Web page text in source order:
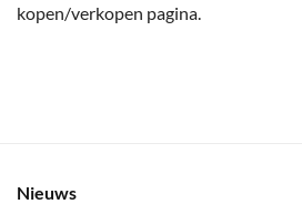
kopen/verkopen pagina.
Nieuws